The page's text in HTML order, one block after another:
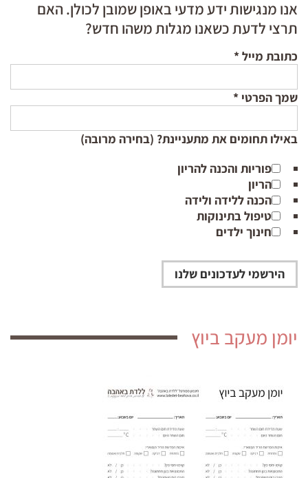
אנו מנגישות ידע מדעי באופן שמובן לכולן. האם
תרצי לדעת כשאנו מגלות משהו חדש?
כתובת מייל*
שמך הפרטי *
באילו תחומים את מתעניינת? (בחירה מרובה)
פוריות והכנה להריון
הריון
הכנה ללידה ולידה
טיפול בתינוקות
חינוך ילדים
יומן מעקב ביוץ